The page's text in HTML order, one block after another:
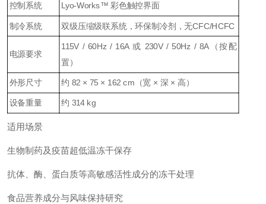
控制系统 Lyo‑Works™ 彩色触控界面
制冷系统 双级压缩级联系统，环保制冷剂，无CFC/HCFC
电源要求
115V / 60Hz / 16A 或 230V / 50Hz / 8A（按配
置）
外形尺寸 约 82 × 75 × 162 cm（宽 × 深 × 高）
设备重量 约 314 kg
适用场景
生物制药及疫苗超低温冻干保存
抗体、酶、蛋白质等高敏感活性成分的冻干处理
食品营养成分与风味保持研究